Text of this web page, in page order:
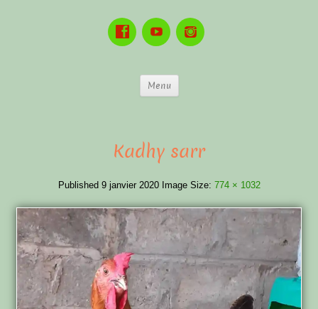
Menu
Kadhy sarr
Published 9 janvier 2020 Image Size: 774 × 1032